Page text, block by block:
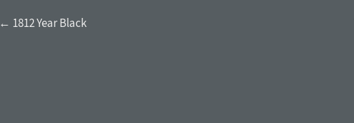
← 1812 Year Black